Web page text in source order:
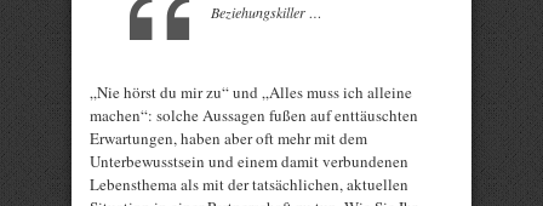
Beziehungskiller …
„Nie hörst du mir zu“ und „Alles muss ich alleine
machen“: solche Aussagen fußen auf enttäuschten
Erwartungen, haben aber oft mehr mit dem
Unterbewusstsein und einem damit verbundenen
Lebensthema als mit der tatsächlichen, aktuellen